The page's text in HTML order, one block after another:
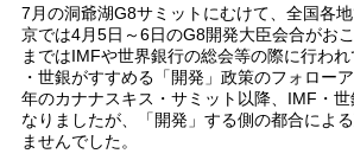
7月の洞爺湖G8サミットにむけて、全国各
京では4月5日～6日のG8開発大臣会合がお
まではIMFや世界銀行の総会等の際に行わ
・世銀がすすめる「開発」政策のフォロー
年のカナナスキス・サミット以降、IMF・
なりましたが、「開発」する側の都合によ
ませんでした。